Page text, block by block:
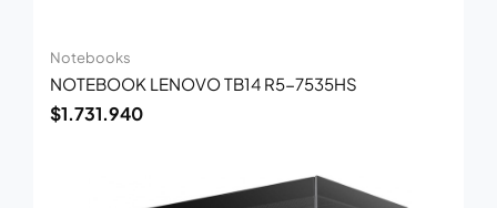
Notebooks
NOTEBOOK LENOVO TB14 R5-7535HS
$1.731.940